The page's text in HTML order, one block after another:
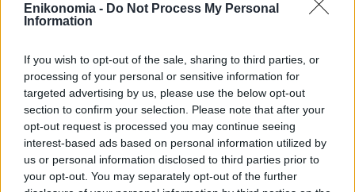
Enikonomia - Do Not Process My Personal
Information
If you wish to opt-out of the sale, sharing to third parties, or
processing of your personal or sensitive information for
targeted advertising by us, please use the below opt-out
section to confirm your selection. Please note that after your
opt-out request is processed you may continue seeing
interest-based ads based on personal information utilized by
us or personal information disclosed to third parties prior to
your opt-out. You may separately opt-out of the further
Σχόλια Αναγνωστών
Ακολουθήστε το στοGoogle News
και μάθετε πρώτοι όλες τις ειδήσεις